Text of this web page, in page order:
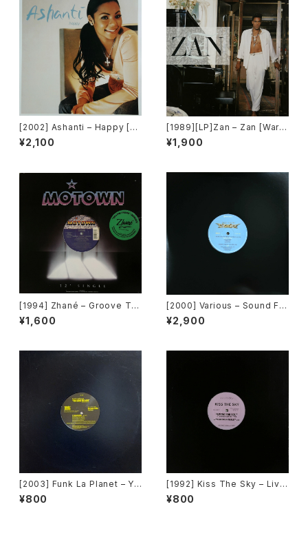
[2002] Ashanti – Happy [M
urder Inc Records]
¥2,100
[1989][LP]Zan – Zan [Warn
er Bros. Records]
¥1,900
[1994] Zhané – Groove Th
ang (Remix) [Motown][在庫
B]
¥1,600
[2000] Various – Sound Fa
ctory Y&Co. / Back To The
"Disco" 〜私もDiscoへ連れ
¥2,900
[2003] Funk La Planet – Yo
u Gave Me Love (Funk La
Planet 008) [Funk La Plane
¥800
[1992] Kiss The Sky – Livin
g For You / Voodoo Chile /
What Does It Take? / Don't
¥800